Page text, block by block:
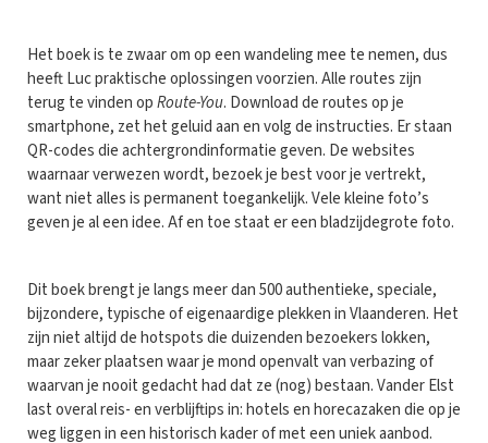
Het boek is te zwaar om op een wandeling mee te nemen, dus
heeft Luc praktische oplossingen voorzien. Alle routes zijn
terug te vinden opRoute-You. Download de routes op je
smartphone, zet het geluid aan en volg de instructies. Er staan
QR-codes die achtergrondinformatie geven. De websites
waarnaar verwezen wordt, bezoek je best voor je vertrekt,
want niet alles is permanent toegankelijk. Vele kleine foto’s
geven je al een idee. Af en toe staat er een bladzijdegrote foto.
Dit boek brengt je langs meer dan 500 authentieke, speciale,
bijzondere, typische of eigenaardige plekken in Vlaanderen. Het
zijn niet altijd de hotspots die duizenden bezoekers lokken,
maar zeker plaatsen waar je mond openvalt van verbazing of
waarvan je nooit gedacht had dat ze (nog) bestaan. Vander Elst
last overal reis- en verblijftips in: hotels en horecazaken die op je
weg liggen in een historisch kader of met een uniek aanbod.